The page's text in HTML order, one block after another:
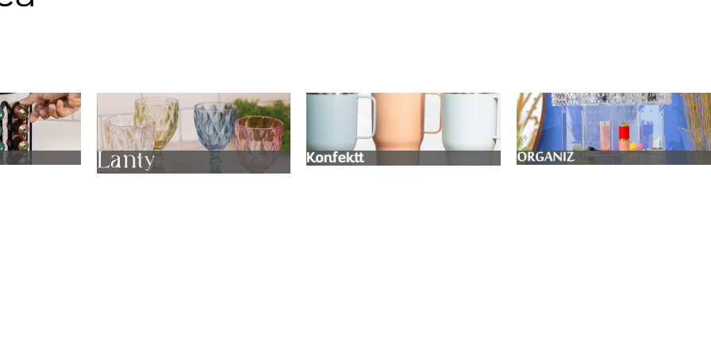
Utilidades de Vidro Confeitaria e Presente Acessórios inteligentes